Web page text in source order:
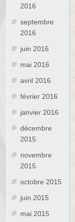
2016
septembre
2016
juin 2016
mai 2016
avril 2016
février 2016
janvier 2016
décembre
2015
novembre
2015
octobre 2015
juin 2015
mai 2015